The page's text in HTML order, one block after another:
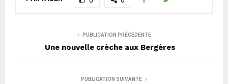
PUBLICATION PRÉCÉDENTE
Une nouvelle crèche aux Bergères
PUBLICATION SUIVANTE